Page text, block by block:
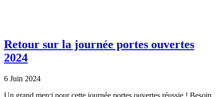
Retour sur la journée portes ouvertes
2024
6 Juin 2024